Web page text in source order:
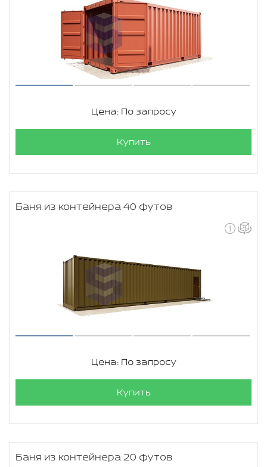
Цена: По запросу
Купить
Баня из контейнера 40 футов
Цена: По запросу
Купить
Баня из контейнера 20 футов